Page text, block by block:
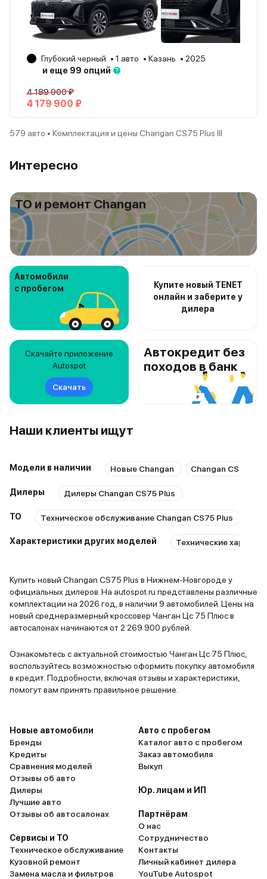
Глубокий черный 1 авто Казань
2025
и еще 99 опций
4 189 900 ₽
4 179 900 ₽
579 авто • Комплектация и цены Changan CS75 Plus III
Интересно
ТО и ремонт Changan
Автомобили
с пробегом
Купите новый TENET
онлайн и заберите у
дилера
Скачайте приложение
Autospot
Скачать
Автокредит без
походов в банк
Наши клиенты ищут
Модели в наличии Новые Changan Changan CS75
Дилеры Дилеры Changan CS75 Plus
ТО Техническое обслуживание Changan CS75 Plus
Характеристики других моделей Технические
Купить новый Changan CS75 Plus в Нижнем-Новгороде у
официальных дилеров. На autospot.ru представлены различные
комплектации на 2026 год, в наличии 9 автомобилей. Цены на
новый среднеразмерный кроссовер Чанган Цс 75 Плюс в
автосалонах начинаются от 2 269 900 рублей.
Ознакомьтесь с актуальной стоимостью Чанган Цс 75 Плюс,
воспользуйтесь возможностью оформить покупку автомобиля
в кредит. Подробности, включая отзывы и характеристики,
помогут вам принять правильное решение.
Новые автомобили
Бренды
Кредиты
Сравнения моделей
Отзывы об авто
Дилеры
Лучшие авто
Отзывы об автосалонах
Сервисы и ТО
Техническое обслуживание
Кузовной ремонт
Замена масла и фильтров
Авто с пробегом
Каталог авто с пробегом
Заказ автомобиля
Выкуп
Юр. лицам и ИП
Партнёрам
О нас
Сотрудничество
Контакты
Личный кабинет дилера
YouTube Autospot